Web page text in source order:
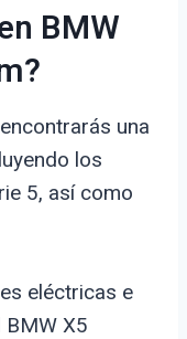
BMW
una
los
5, así como
eléctricas e
BMW X5